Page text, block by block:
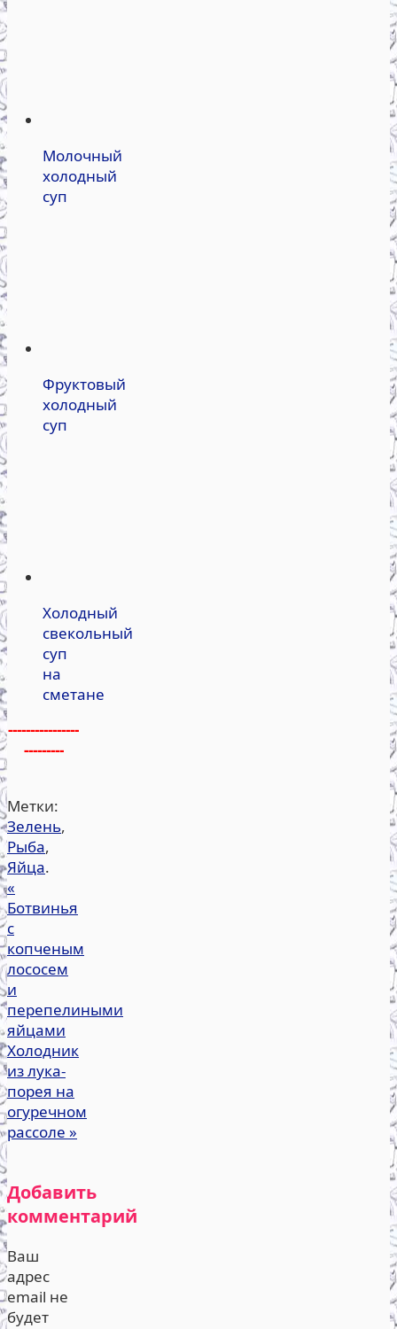
Молочный
холодный
суп
Фруктовый
холодный
суп
Холодный
свекольный
суп
на
сметане
----------------
---------
Метки:
Зелень,
Рыба,
Яйца.
«
Ботвинья
с
копченым
лососем
и
перепелиными
яйцами
Холодник
из лука-
порея на
огуречном
рассоле »
Добавить
комментарий
Ваш
адрес
email не
будет